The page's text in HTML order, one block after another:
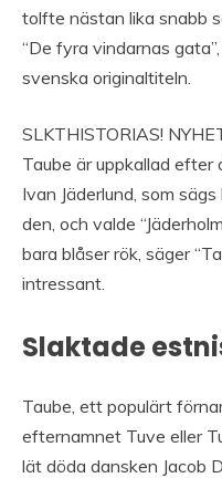
tolfte nästan lika snabb
“De fyra vindarnas
svenska originaltiteln.
SLKTHISTORIAS!
Taube är uppkallad
Ivan Jäderlund, som
den, och valde
bara blåser rök, säger
intressant.
Slaktade
Taube, ett populärt
efternamnet Tuve eller
lät döda dansken Jacob